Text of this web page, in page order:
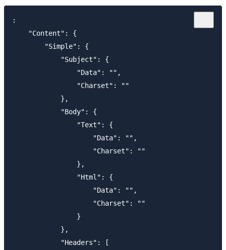
:
    "Content": {
        "Simple": {
            "Subject": {
                "Data": "",
                "Charset": ""
            },
            "Body": {
                "Text": {
                    "Data": "",
                    "Charset": ""
                },
                "Html": {
                    "Data": "",
                    "Charset": ""
                }
            },
            "Headers": [